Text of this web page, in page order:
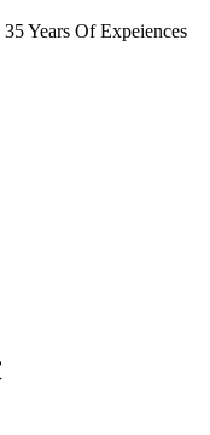
Years Of Expeiences